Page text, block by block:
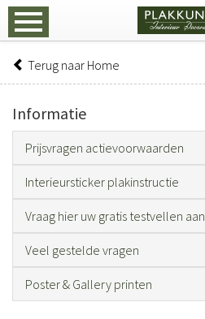
Terug naar Home
Informatie
Prijsvragen actievoorwaarden
Interieursticker plakinstructie
Vraag hier uw gratis testvellen aan
Veel gestelde vragen
Poster & Gallery printen